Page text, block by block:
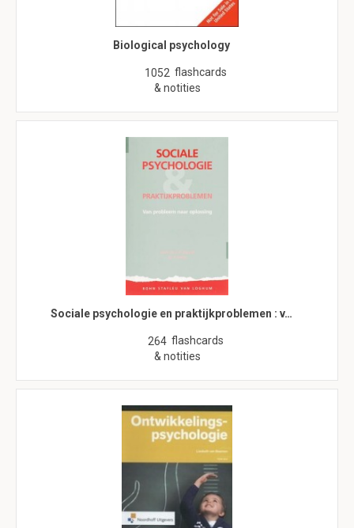
Biological psychology
1052 flashcards
& notities
Sociale psychologie en praktijkproblemen : v…
264 flashcards
& notities